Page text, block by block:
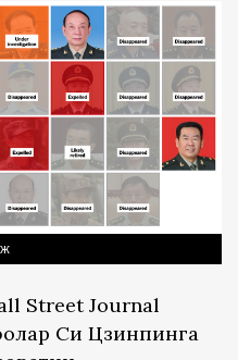
Street Journal
Си Цзинпинга